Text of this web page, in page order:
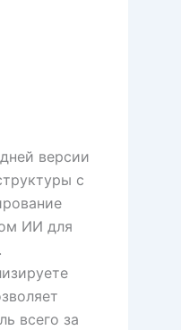
версии
с
ИИ для
всего за